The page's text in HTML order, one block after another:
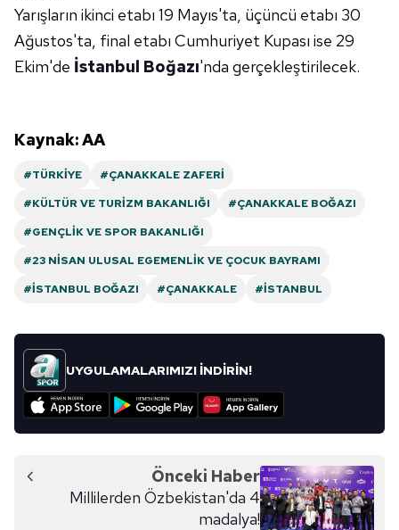
Çerezlere ilişkin tercihlerinizi aşağıda yer alan panel
vasıtasıyla belirleyebilirsiniz. Çerezlere ilişkin detaylı bilgi
için Ayarlar butonuna tıklayabilir,Çerez Bilgilendirme
6698 sayılı Kişisel Verilerin Korunması Kanunu uyarınca
ilgili mevzuata uygun olarak kullanılan çerezlerle ilgili bilgi
almak için lütfentıklayınız.
Yarışların ikinci etabı 19 Mayıs'ta, üçüncü etabı 30
Ağustos'ta, final etabı Cumhuriyet Kupası ise 29
Ekim'de İstanbul Boğazı'nda gerçekleştirilecek.
Kaynak: AA
#TÜRKIYE
#ÇANAKKALE ZAFERI
#KÜLTÜR VE TURIZM BAKANLIĞI
#ÇANAKKALE BOĞAZI
#GENÇLIK VE SPOR BAKANLIĞI
#23 NISAN ULUSAL EGEMENLIK VE ÇOCUK BAYRAMI
#İSTANBUL BOĞAZI
#ÇANAKKALE #İSTANBUL
UYGULAMALARIMIZI İNDİRİN!
Önceki Haber
Millilerden Özbekistan'da 4
madalya!